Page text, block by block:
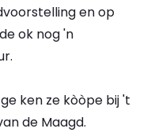
en op
ok nog 'n
ken ze kòòpe bij 't
de Maagd.